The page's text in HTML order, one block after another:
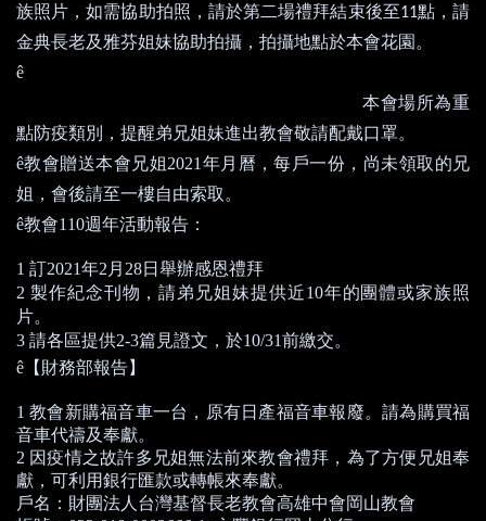
族照片，如需協助拍照，請於第二場禮拜結束後至11點，請
金典長老及雅芬姐妹協助拍攝，拍攝地點於本會花園。
ê
，本會場所為重
點防疫類別，提醒弟兄姐妹進出教會敬請配戴口罩。
ê教會贈送本會兄姐2021 年月曆，每戶一份 ，尚未領取的兄
姐，會後請至一樓自由索取。
ê教會110週年活動報告：
1 訂2021年2 月 28日舉辦感恩禮拜
2 製作紀念刊物，請弟兄姐妹提供近10年的團體或家族照
片。
3 請各區提供2-3篇見證文，於10/31前繳交。
ê 【財務部報告】
1教會新購福音車一台，原有日產福音車報廢。請為購買福
音車代禱及奉獻。
2 因疫情之故許多兄姐無法前來教會禮拜，為了方便兄姐奉
獻，可利用銀行匯款或轉帳來奉獻。
戶名：財團法人台灣基督長老教會高雄中會岡山教會